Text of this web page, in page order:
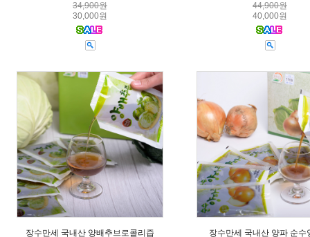
34,900원
30,000원
44,900원
40,000원
장수만세 국내산 양배추브로콜리즙
장수만세 국내산 양파 순수